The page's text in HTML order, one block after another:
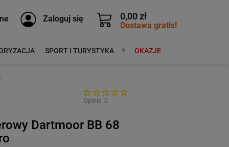
0,00 zł
Dostawa gratis!
Zaloguj się
SPORT I TURYSTYKA MARKIOKAZJE
Opinie: 0
Dartmoor BB 68